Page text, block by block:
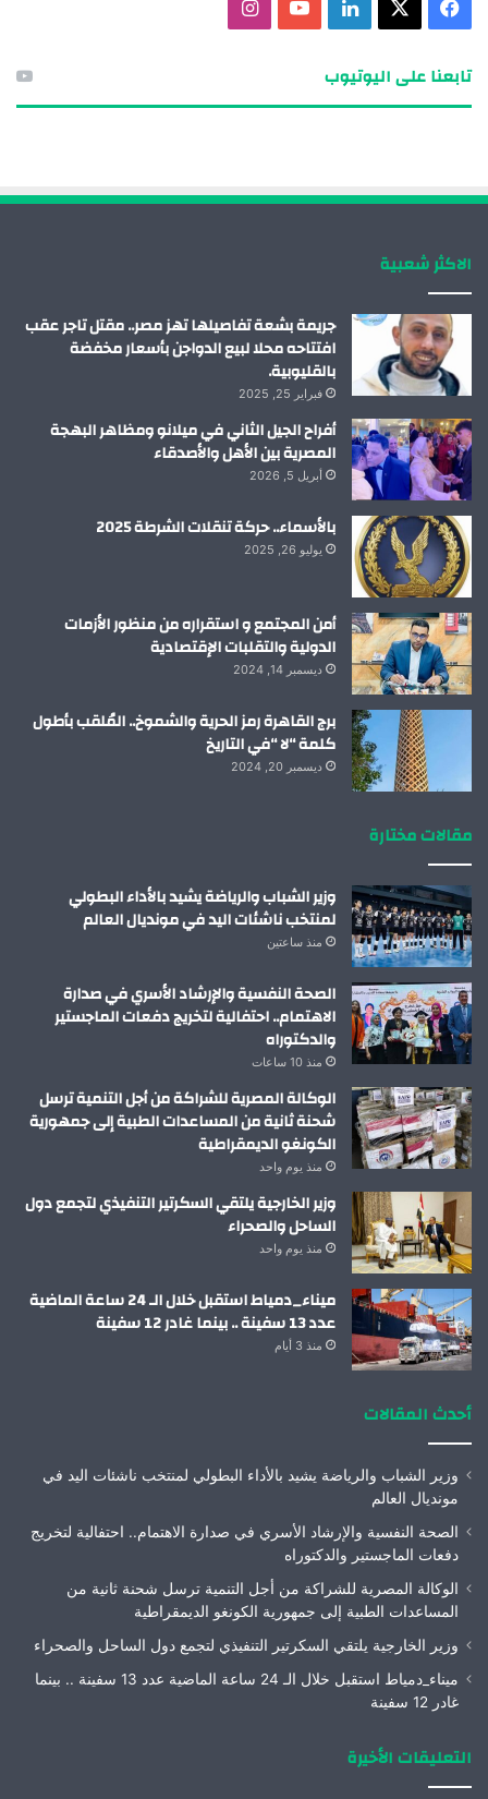
م
تابعنا على اليوتيوب
الاكثر شعبية
جريمة بشعة تفاصيلها تهز مصر.. مقتل تاجر عقب
افتتاحه محلا لبيع الدواجن بأسعار مخفضة
بالقليوبية.
فبراير 25, 2025
أفراح الجيل الثاني في ميلانو ومظاهر البهجة
المصرية بين الأهل والأصدقاء
أبريل 5, 2026
بالأسماء.. حركة تنقلات الشرطة 2025
يوليو 26, 2025
أمن المجتمع و استقراره من منظور الأزمات
الدولية والتقلبات الإقتصادية
ديسمبر 14, 2024
برج القاهرة رمز الحرية والشموخ.. المُلقب بأطول
كلمة “لا “في التاريخ
ديسمبر 20, 2024
مقالات مختارة
وزير الشباب والرياضة يشيد بالأداء البطولي
لمنتخب ناشئات اليد في مونديال العالم
منذ ساعتين
الصحة النفسية والإرشاد الأسري في صدارة
الاهتمام.. احتفالية لتخريج دفعات الماجستير
والدكتوراه
منذ 10 ساعات
الوكالة المصرية للشراكة من أجل التنمية ترسل
شحنة ثانية من المساعدات الطبية إلى جمهورية
الكونغو الديمقراطية
منذ يوم واحد
وزير الخارجية يلتقي السكرتير التنفيذي لتجمع دول
الساحل والصحراء
منذ يوم واحد
ميناء_دمياط استقبل خلال الـ 24 ساعة الماضية
عدد 13 سفينة .. بينما غادر 12 سفينة
منذ 3 أيام
أحدث المقالات
وزير الشباب والرياضة يشيد بالأداء البطولي لمنتخب ناشئات اليد في
مونديال العالم
الصحة النفسية والإرشاد الأسري في صدارة الاهتمام.. احتفالية لتخريج
دفعات الماجستير والدكتوراه
الوكالة المصرية للشراكة من أجل التنمية ترسل شحنة ثانية من
المساعدات الطبية إلى جمهورية الكونغو الديمقراطية
وزير الخارجية يلتقي السكرتير التنفيذي لتجمع دول الساحل والصحراء
ميناء_دمياط استقبل خلال الـ 24 ساعة الماضية عدد 13 سفينة .. بينما
غادر 12 سفينة
التعليقات الأخيرة